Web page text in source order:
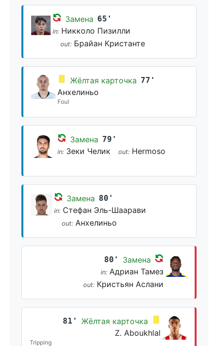
Замена 65'
in: Никколо Пизилли
out: Брайан Кристанте
Жёлтая карточка 77'
Анхелиньо
Foul
Замена 79'
in: Зеки Челик out: Hermoso
Замена 80'
in: Стефан Эль-Шаарави
out: Анхелиньо
80' Замена
in: Адриан Тамез
out: Кристьян Аслани
81'
Жёлтая карточка
Z. Aboukhlal
Tripping